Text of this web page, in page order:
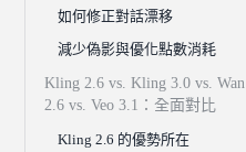
如何修正對話漂移
減少偽影與優化點數消耗
Kling 2.6 vs. Kling 3.0 vs. Wan
2.6 vs. Veo 3.1：全面對比
Kling 2.6 的優勢所在